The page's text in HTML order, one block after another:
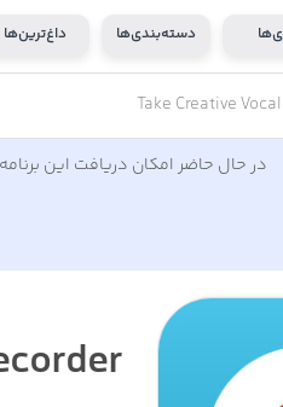
دسته‌بندی‌ها داغ‌ترین‌ها
Take Creative
در حال حاضر امکان دریافت این